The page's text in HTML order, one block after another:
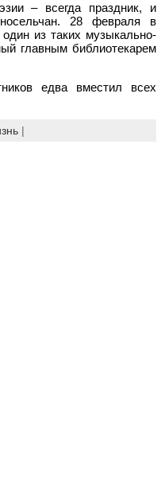
– всегда праздник, и
28 февраля в
из таких музыкально-
главным библиотекарем
едва вместил всех
|